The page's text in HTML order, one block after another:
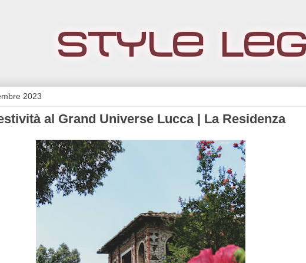
2023
al Grand Universe Lucca | La Residenza